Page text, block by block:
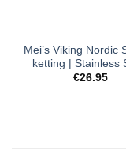
Mei’s Viking Nordic
ketting | Stainless
€26.95